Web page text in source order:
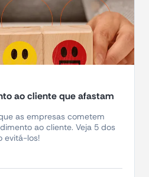
ao cliente que afastam
as empresas cometem
ao cliente. Veja 5 dos
evitá-los!